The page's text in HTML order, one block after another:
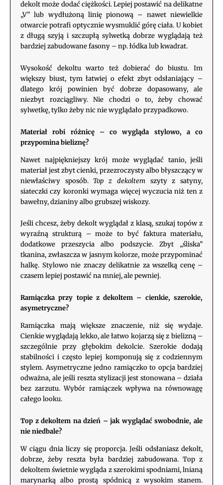
dekolt może dodać ciężkości. Lepiej postawić na delikatne
„V” lub wydłużoną linię pionową – nawet niewielkie
otwarcie potrafi optycznie wysmuklić górę ciała. U kobiet
z długą szyją i szczupłą sylwetką dobrze wyglądają też
bardziej zabudowane fasony – np. łódka lub kwadrat.
Wysokość dekoltu warto też dobierać do biustu. Im
większy biust, tym łatwiej o efekt zbyt odsłaniający –
dlatego krój powinien być dobrze dopasowany, ale
niezbyt rozciągliwy. Nie chodzi o to, żeby chować
sylwetkę, tylko żeby nic nie wyglądało przypadkowo.
Materiał robi różnicę – co wygląda stylowo, a co
przypomina bieliznę?
Nawet najpiękniejszy krój może wyglądać tanio, jeśli
materiał jest zbyt cienki, przezroczysty albo błyszczący w
niewłaściwy sposób.Top z dekoltemszyty z satyny,
siateczki czy koronki wymaga więcej wyczucia niż ten z
bawełny, dzianiny albo grubszej wiskozy.
Jeśli chcesz, żeby dekolt wyglądał z klasą, szukaj topów z
wyraźną strukturą – może to być faktura materiału,
dodatkowe przeszycia albo podszycie. Zbyt „śliska”
tkanina, zwłaszcza w jasnym kolorze, może przypominać
halkę. Stylowo nie znaczy delikatnie za wszelką cenę –
czasem lepiej postawić na mniej, ale pewniej.
Ramiączka przy topie z dekoltem – cienkie, szerokie,
asymetryczne?
Ramiączka mają większe znaczenie, niż się wydaje.
Cienkie wyglądają lekko, ale łatwo kojarzą się z bielizną –
szczególnie przy głębokim dekolcie. Szerokie dodają
stabilności i często lepiej komponują się z codziennym
stylem. Asymetryczne jedno ramiączko to opcja bardziej
odważna, ale jeśli reszta stylizacji jest stonowana – działa
bez zarzutu. Wybór ramiączek wpływa na równowagę
całego looku.
Top z dekoltem na dzień – jak wyglądać swobodnie, ale
nie niedbale?
W ciągu dnia liczy się proporcja. Jeśli odsłaniasz dekolt,
dobrze, żeby reszta była bardziej zabudowana. Top z
dekoltem świetnie wygląda z szerokimi spodniami, lnianą
marynarką albo prostą spódnicą z wysokim stanem.